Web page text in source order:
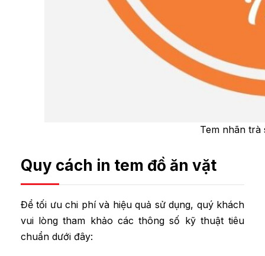
Tem nhãn trà
Quy cách in tem đồ ăn vặt
Để tối ưu chi phí và hiệu quả sử dụng, quý khách
vui lòng tham khảo các thông số kỹ thuật tiêu
chuẩn dưới đây: